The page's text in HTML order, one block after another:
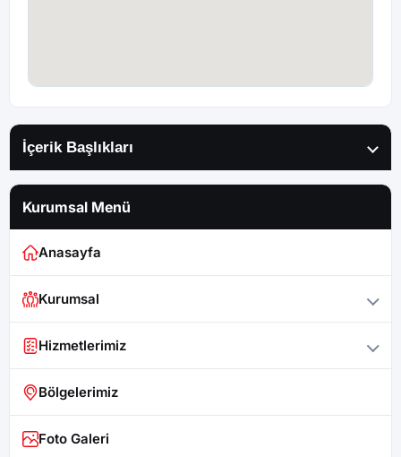
İçerik Başlıkları
Kurumsal Menü
Anasayfa
Kurumsal
Hizmetlerimiz
Bölgelerimiz
Foto Galeri